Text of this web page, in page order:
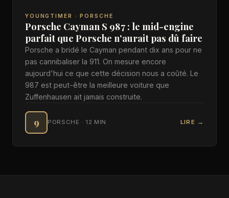
YOUNGTIMER · PORSCHE
Porsche Cayman S 987 : le mid-engine
parfait que Porsche n'aurait pas dû faire
Porsche a bridé le Cayman pendant dix ans pour ne
pas cannibaliser la 911. On mesure encore
aujourd'hui ce que cette décision nous a coûté. Le
987 est peut-être la meilleure voiture que
Zuffenhausen ait jamais construite.
9 PORSCHE · 12 MIN LIRE →